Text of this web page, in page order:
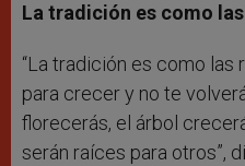
La tradición es como
“La tradición es como las
para crecer y no te
florecerás, el árbol
serán raíces para otros”,